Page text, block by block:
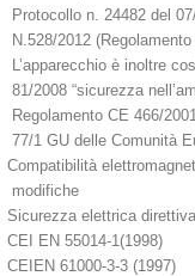
Protocollo n. 24482 del
N.528/2012
L’apparecchio è inoltre
81/2008 “sicurezza
Regolamento CE 466/
77/1 GU delle Comunità
Compatibilità
modifiche
Sicurezza elettrica
CEI EN 55014-1(1998)
CEIEN 61000-3-3 (1997)